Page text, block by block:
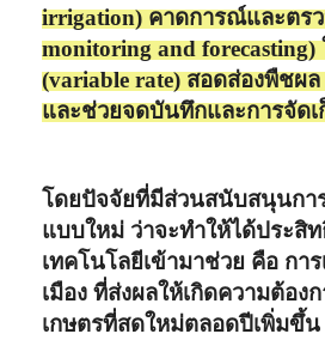
irrigation) คาดการณ์และตร
monitoring and
(variable rate) สอดส่องพืชผล
และช่วยจดบันทึกและการจัด
โดยปัจจัยที่มีส่วนสนับสนุนกา
แบบใหม่ ว่าจะทำให้ได้ประสิ
เทคโนโลยีเข้ามาช่วย คือ กา
เมือง ที่ส่งผลให้เกิดความต้อง
เกษตรที่สดใหม่ตลอดปีเพิ่มขึ้น